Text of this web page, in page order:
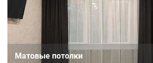
Матовые потолки